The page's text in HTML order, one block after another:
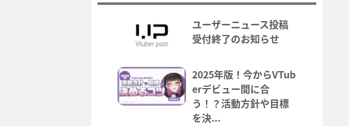
ユーザーニュース投稿
受付終了のお知らせ
2025年版！今からVTub
erデビュー間に合
う！？活動方針や目標
を決...